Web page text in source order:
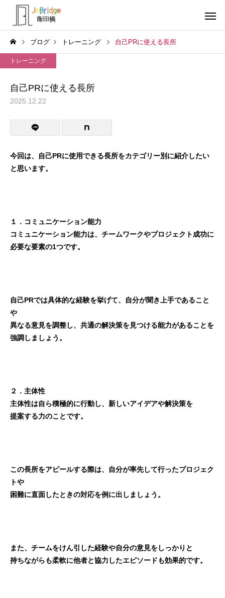
働き続けるための土台 全力禁止のススメ
ブログ トレーニング 自己PRに使える長所
トレーニング
自己PRに使える長所
2025.12.22
今回は、自己PRに使用できる長所をカテゴリー別に紹介したい
と思います。
１．コミュニケーション能力
コミュニケーション能力は、チームワークやプロジェクト成功に
必要な要素の1つです。
自己PRでは具体的な経験を挙げて、自分が聞き上手であること
や
異なる意見を調整し、共通の解決策を見つける能力があることを
強調しましょう。
２．主体性
主体性は自ら積極的に行動し、新しいアイデアや解決策を
提案する力のことです。
この長所をアピールする際は、自分が率先して行ったプロジェク
トや
困難に直面したときの対応を例に出しましょう。
また、チームをけん引した経験や自分の意見をしっかりと
持ちながらも柔軟に他者と協力したエピソードも効果的です。